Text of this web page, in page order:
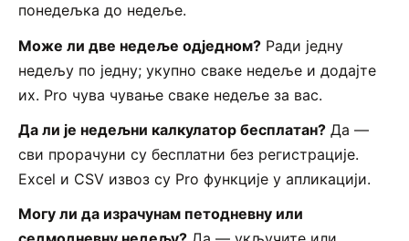
понедељка до недеље.
Може ли две недеље одједном? Ради једну
недељу по једну; укупно сваке недеље и додајте
их. Pro чува чување сваке недеље за вас.
Да ли је недељни калкулатор бесплатан? Да —
сви прорачуни су бесплатни без регистрације.
Excel и CSV извоз су Pro функције у апликацији.
Могу ли да израчунам петодневну или